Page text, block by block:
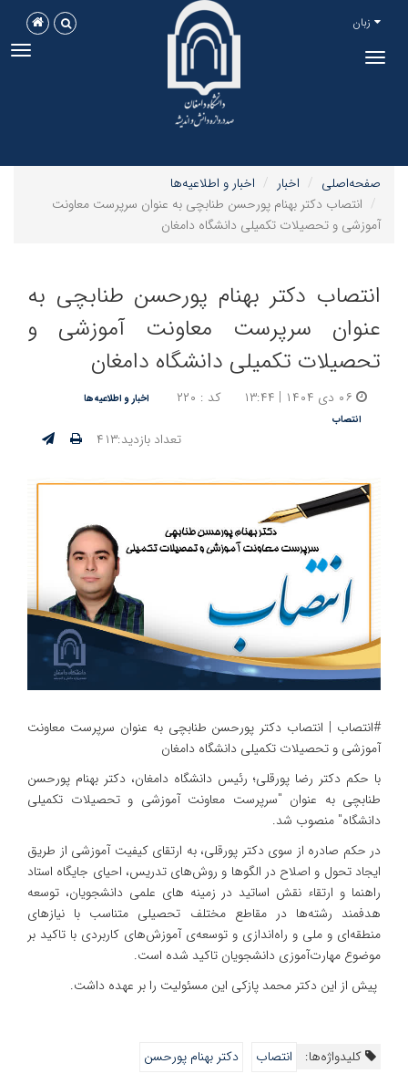
Toggle
زبان
صفحه‌اصلی اخبار
اخبار و اطلاعیه‌ها
انتصاب دکتر بهنام پورحسن طنابچی به عنوان سرپرست معاونت
آموزشی و تحصیلات تکمیلی دانشگاه دامغان
انتصاب دکتر بهنام پورحسن طنابچی به
عنوان سرپرست معاونت آموزشی و
تحصیلات تکمیلی دانشگاه دامغان
کد : ۲۲۰
اخبار و اطلاعیه‌ها
انتصاب
تعداد بازدید:۴۱۳
#انتصاب | انتصاب دکتر پورحسن طنابچی به عنوان سرپرست معاونت
آموزشی و تحصیلات تکمیلی دانشگاه دامغان
با حکم دکتر رضا پورقلی؛ رئیس دانشگاه دامغان، دکتر بهنام پورحسن
طنابچی به عنوان "سرپرست معاونت آموزشی و تحصیلات تکمیلی
دانشگاه" منصوب شد.
در حکم صادره از سوی دکتر پورقلی، به ارتقای کیفیت آموزشی از طریق
ایجاد تحول و اصلاح در الگوها و روش‌های تدریس، احیای جایگاه استاد
راهنما و ارتقاء نقش اساتید در زمینه های علمی دانشجویان، توسعه
هدفمند رشته‌ها در مقاطع مختلف تحصیلی متناسب با نیازهای
منطقه‌ای و ملی و راه‌اندازی و توسعه‌ی آموزش‌های کاربردی با تاکید بر
موضوع مهارت‌آموزی دانشجویان تاکید شده است.
پیش از این دکتر محمد پازکی این مسئولیت را بر عهده داشت.
کلیدواژه‌ها: انتصاب دکتر بهنام پورحسن